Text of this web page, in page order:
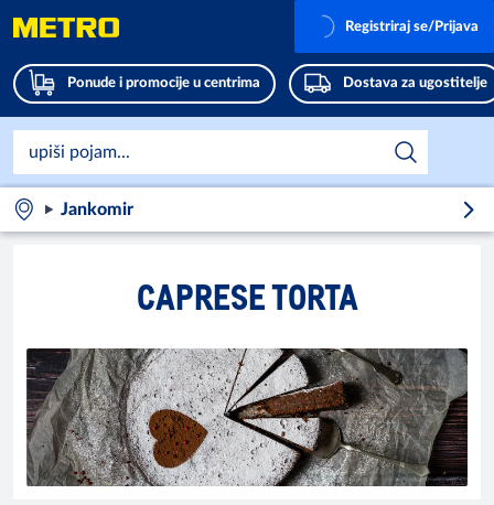
Ponude i promocije u centrima Dostava za ugostitelje
Registriraj se/Prijava
Jankomir
CAPRESE TORTA